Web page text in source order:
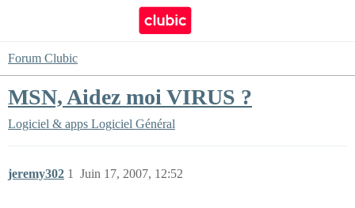
Forum Clubic
MSN, Aidez moi VIRUS ?
Logiciel & apps Logiciel Général
jeremy302 Juin 17, 2007, 12:52
1